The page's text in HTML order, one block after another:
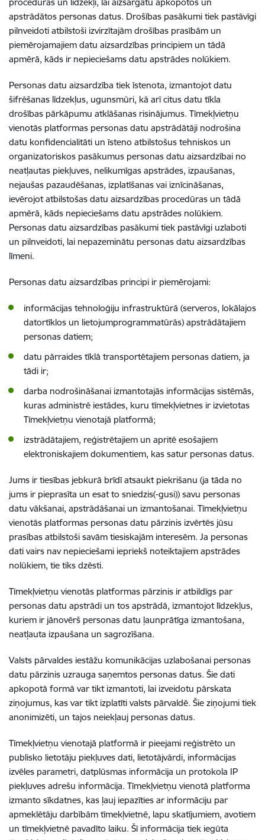
apstrādātos personas datus. Drošības pasākumi tiek pastāvīgi
pilnveidoti atbilstoši izvirzītajām drošības prasībām un
piemērojamajiem datu aizsardzības principiem un tādā
apmērā, kāds ir nepieciešams datu apstrādes nolūkiem.
Personas datu aizsardzība tiek īstenota, izmantojot datu
šifrēšanas līdzekļus, ugunsmūri, kā arī citus datu tīkla
drošības pārkāpumu atklāšanas risinājumus. Tīmekļvietņu
vienotās platformas personas datu apstrādātāji nodrošina
datu konfidencialitāti un īsteno atbilstošus tehniskos un
organizatoriskos pasākumus personas datu aizsardzībai no
neatļautas piekļuves, nelikumīgas apstrādes, izpaušanas,
nejaušas pazaudēšanas, izplatīšanas vai iznīcināšanas,
ievērojot atbilstošas datu aizsardzības procedūras un tādā
apmērā, kāds nepieciešams datu apstrādes nolūkiem.
Personas datu aizsardzības pasākumi tiek pastāvīgi uzlaboti
un pilnveidoti, lai nepazeminātu personas datu aizsardzības
līmeni.
Personas datu aizsardzības principi ir piemērojami:
informācijas tehnoloģiju infrastruktūrā (serveros, lokālajos
datortīklos un lietojumprogrammatūrās) apstrādātajiem
personas datiem;
datu pārraides tīklā transportētajiem personas datiem, ja
tādi ir;
darba nodrošināšanai izmantotajās informācijas sistēmās,
kuras administrē iestādes, kuru tīmekļvietnes ir izvietotas
Tīmekļvietņu vienotajā platformā;
izstrādātajiem, reģistrētajiem un apritē esošajiem
elektroniskajiem dokumentiem, kas satur personas datus.
Jums ir tiesības jebkurā brīdī atsaukt piekrišanu (ja tāda no
jums ir pieprasīta un esat to sniedzis(-gusi)) savu personas
datu vākšanai, apstrādāšanai un izmantošanai. Tīmekļvietņu
vienotās platformas personas datu pārzinis izvērtēs jūsu
prasības atbilstoši savām tiesiskajām interesēm. Ja personas
dati vairs nav nepieciešami iepriekš noteiktajiem apstrādes
nolūkiem, tie tiks dzēsti.
Tīmekļvietņu vienotās platformas pārzinis ir atbildīgs par
personas datu apstrādi un tos apstrādā, izmantojot līdzekļus,
kuriem ir jānovērš personas datu ļaunprātīga izmantošana,
neatļauta izpaušana un sagrozīšana.
Valsts pārvaldes iestāžu komunikācijas uzlabošanai personas
datu pārzinis uzrauga saņemtos personas datus. Šie dati
apkopotā formā var tikt izmantoti, lai izveidotu pārskata
ziņojumus, kas var tikt izplatīti valsts pārvaldē. Šie ziņojumi tiek
anonimizēti, un tajos neiekļauj personas datus.
Tīmekļvietņu vienotajā platformā ir pieejami reģistrēto un
publisko lietotāju piekļuves dati, lietotājvārdi, informācijas
izvēles parametri, datplūsmas informācija un protokola IP
piekļuves adrešu informācija. Tīmekļvietņu vienotā platforma
izmanto sīkdatnes, kas ļauj iepazīties ar informāciju par
apmeklētāju darbībām tīmekļvietnē, lapu skatījumiem, avotiem
un tīmekļvietnē pavadīto laiku. Šī informācija tiek iegūta